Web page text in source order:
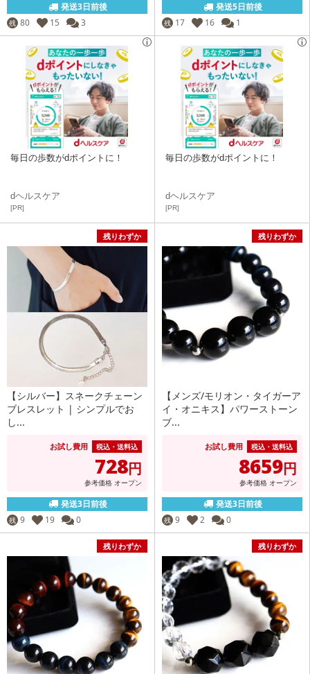
発送3日前後
残 80 15 3
発送5日前後
残 17 16 1
毎日の歩数がdポイントに！
dヘルスケア
[PR]
毎日の歩数がdポイントに！
dヘルスケア
[PR]
残りわずか
【シルバー】スネークチェーン
ブレスレット | シンプルでお
し...
お試し費用 税込・送料込
728円
参考価格 オープン
発送3日前後
残 9 19 0
残りわずか
【メンズ/モリオン・タイガーア
イ・オニキス】パワーストーン
ブ...
お試し費用 税込・送料込
8659円
参考価格 オープン
発送3日前後
残 9 2 0
残りわずか 残りわずか